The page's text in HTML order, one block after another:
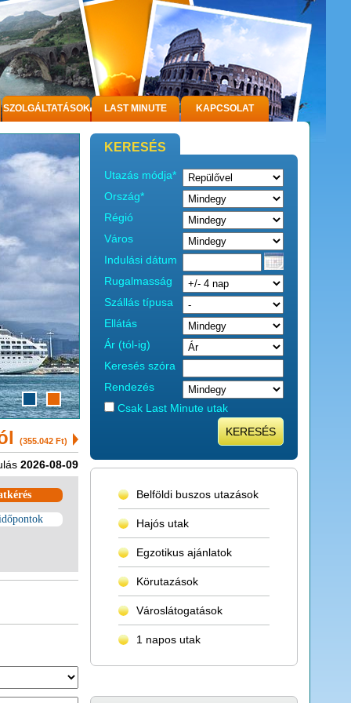
SZOLGÁLTATÁSOK LAST MINUTE KAPCSOLAT
(355.042 Ft)
2026-08-09
KERESÉS
Utazás módja*
Ország*
Régió
Város
Indulási dátum
Rugalmasság
Szállás típusa
Ellátás
Ár (tól-ig)
Keresés szóra
Rendezés
Csak Last Minute utak
KERESÉS
Belföldi buszos utazások
Hajós utak
Egzotikus ajánlatok
Körutazások
Városlátogatások
1 napos utak